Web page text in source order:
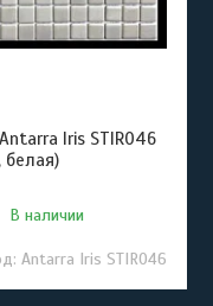
Iris STIR046
белая)
В наличии
Antarra Iris STIR046